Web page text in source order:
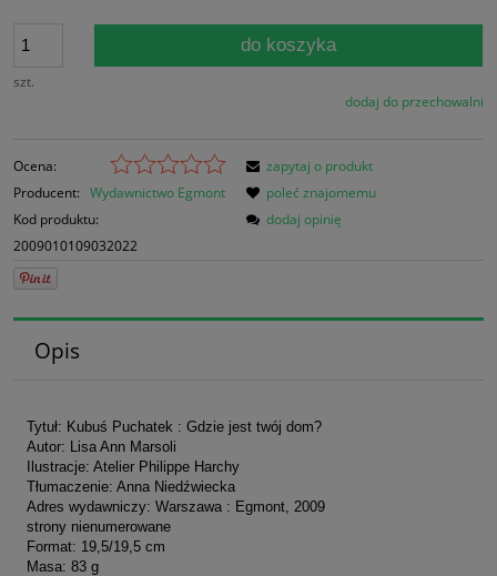
szt.
do koszyka
dodaj do przechowalni
Ocena:
Producent: Wydawnictwo Egmont
Kod produktu:
2009010109032022
zapytaj o produkt
poleć znajomemu
dodaj opinię
Opis
Tytuł: Kubuś Puchatek : Gdzie jest twój dom?
Autor: Lisa Ann Marsoli
Ilustracje: Atelier Philippe Harchy
Tłumaczenie: Anna Niedźwiecka
Adres wydawniczy: Warszawa : Egmont, 2009
strony nienumerowane
Format: 19,5/19,5 cm
Masa: 83 g